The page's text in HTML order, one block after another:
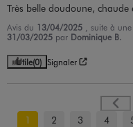
Très belle doudoune,
Avis du 13/04/2025
, suite à
31/03/2025 par Dominique B.
Utile(0) Signaler
1 2 3 4